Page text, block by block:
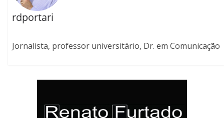
rdportari
Jornalista, professor universitário, Dr. em Comunicação